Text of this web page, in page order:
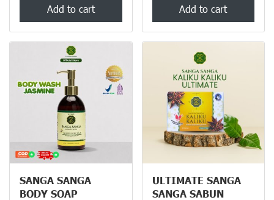
Add to cart Add to cart
SANGA SANGA
BODY SOAP
ULTIMATE SANGA
SANGA SABUN